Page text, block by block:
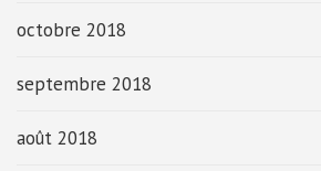
octobre 2018
septembre 2018
août 2018